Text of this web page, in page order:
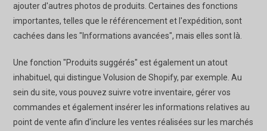
ajouter d'autres photos de produits. Certaines des fonctions
importantes, telles que le référencement et l'expédition, sont
cachées dans les "Informations avancées", mais elles sont là.
Une fonction "Produits suggérés" est également un atout
inhabituel, qui distingue Volusion de Shopify, par exemple. Au
sein du site, vous pouvez suivre votre inventaire, gérer vos
commandes et également insérer les informations relatives au
point de vente afin d'inclure les ventes réalisées sur les marchés